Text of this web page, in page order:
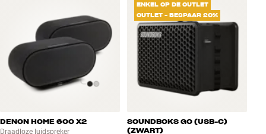
DENON HOME 600 X2
Draadloze luidspreker
ENKEL OP DE OUTLET
OUTLET - BESPAAR 20%
SOUNDBOKS GO (USB-C)
(ZWART)